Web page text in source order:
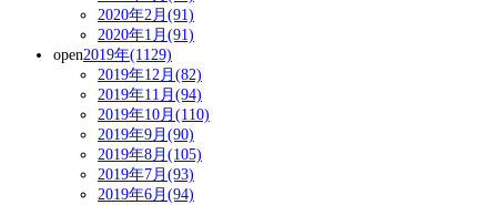
2020年2月(91)
2020年1月(91)
open2019年(1129)
2019年12月(82)
2019年11月(94)
2019年10月(110)
2019年9月(90)
2019年8月(105)
2019年7月(93)
2019年6月(94)